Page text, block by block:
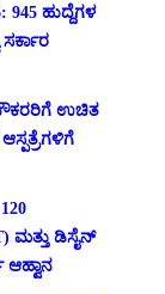
945 ಹುದ್ದೆಗಳ
ಉಚಿತ
ಮತ್ತು ಡಿಸೈನ್
ಆಹ್ವಾನ